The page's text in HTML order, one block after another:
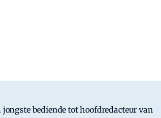
bediende tot hoofdredacteur van